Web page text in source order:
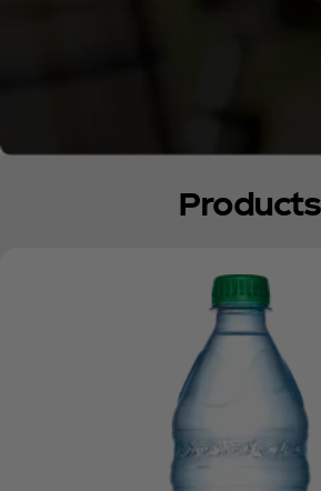
Products